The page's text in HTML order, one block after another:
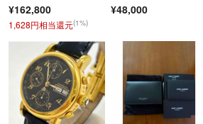
イズ _957135
¥162,800
1,628円相当還元(1%)
¥48,000